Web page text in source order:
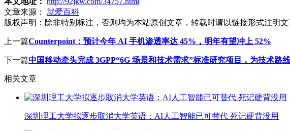
文章来源：
就爱百科
版权声明： 除非特别标注，否则均为本站原创文章，转载时请以链接形式注明文
上一篇Counterpoint：预计今年 AI 手机渗透率达 45%，明年有望冲上 52%
下一篇中国移动牵头完成 3GPP“6G 场景和技术需求”标准研究项目，为技术路
相关文章
深圳理工大学拟逐步取消大学英语：AI人工智能已可替代 死记硬背没用